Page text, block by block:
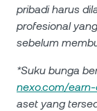
pribadi harus
profesional
sebelum
*Suku bunga
nexo.com/
aset yang